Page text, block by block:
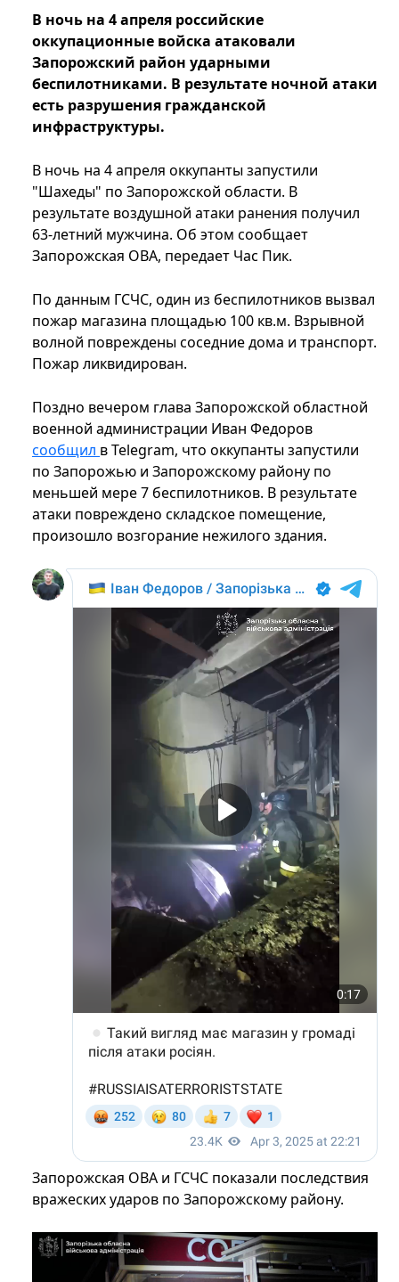
В ночь на 4 апреля российские
оккупационные войска атаковали
Запорожский район ударными
беспилотниками. В результате ночной атаки
есть разрушения гражданской
инфраструктуры.
В ночь на 4 апреля оккупанты запустили
"Шахеды" по Запорожской области. В
результате воздушной атаки ранения получил
63-летний мужчина. Об этом сообщает
Запорожская ОВА, передает Час Пик.
По данным ГСЧС, один из беспилотников вызвал
пожар магазина площадью 100 кв.м. Взрывной
волной повреждены соседние дома и транспорт.
Пожар ликвидирован.
Поздно вечером глава Запорожской областной
военной администрации Иван Федоров
сообщил в Telegram, что оккупанты запустили
по Запорожью и Запорожскому району по
меньшей мере 7 беспилотников. В результате
атаки повреждено складское помещение,
произошло возгорание нежилого здания.
Запорожская ОВА и ГСЧС показали последствия
вражеских ударов по Запорожскому району.